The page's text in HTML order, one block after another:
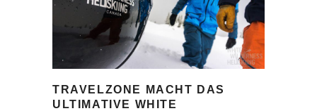
TRAVELZONE MACHT DAS
ULTIMATIVE WHITE